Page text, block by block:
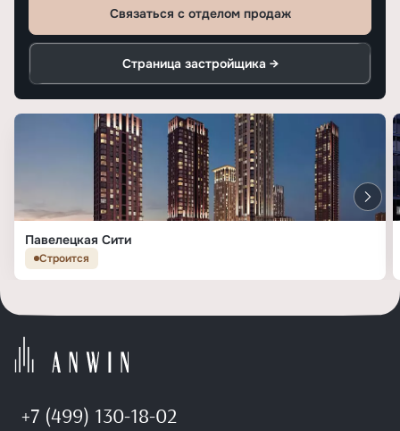
Связаться с отделом продаж
Страница застройщика →
Павелецкая Сити
Строится
+7 (499) 130-18-02